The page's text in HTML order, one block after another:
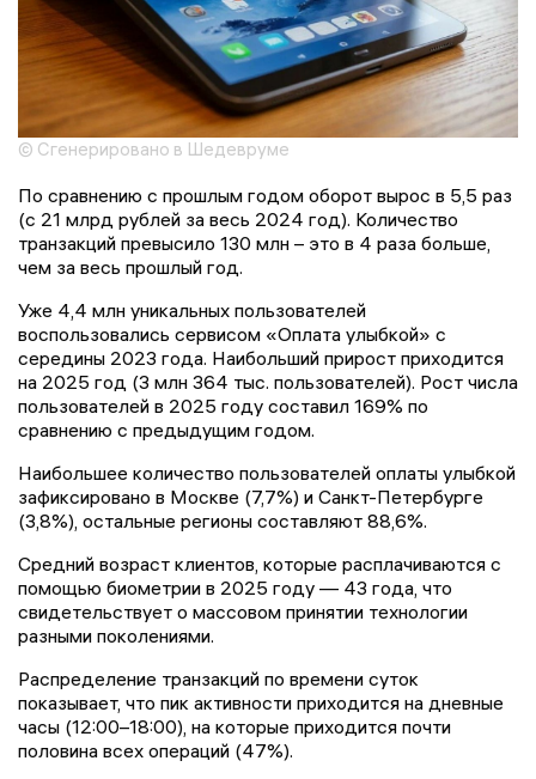
© Сгенерировано в Шедевруме
По сравнению с прошлым годом оборот вырос в 5,5 раз
(с 21 млрд рублей за весь 2024 год). Количество
транзакций превысило 130 млн – это в 4 раза больше,
чем за весь прошлый год.
Уже 4,4 млн уникальных пользователей
воспользовались сервисом «Оплата улыбкой» с
середины 2023 года. Наибольший прирост приходится
на 2025 год (3 млн 364 тыс. пользователей). Рост числа
пользователей в 2025 году составил 169% по
сравнению с предыдущим годом.
Наибольшее количество пользователей оплаты улыбкой
зафиксировано в Москве (7,7%) и Санкт-Петербурге
(3,8%), остальные регионы составляют 88,6%.
Средний возраст клиентов, которые расплачиваются с
помощью биометрии в 2025 году — 43 года, что
свидетельствует о массовом принятии технологии
разными поколениями.
Распределение транзакций по времени суток
показывает, что пик активности приходится на дневные
часы (12:00–18:00), на которые приходится почти
половина всех операций (47%).